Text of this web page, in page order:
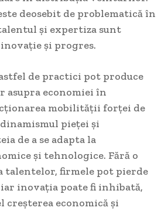
deosebit de problematică în
și expertiza sunt
și progres.
de practici pot produce
asupra economiei în
mobilității forței de
pieței și
de a se adapta la
și tehnologice. Fără o
talentelor, firmele pot pierde
inovația poate fi inhibată,
creșterea economică și